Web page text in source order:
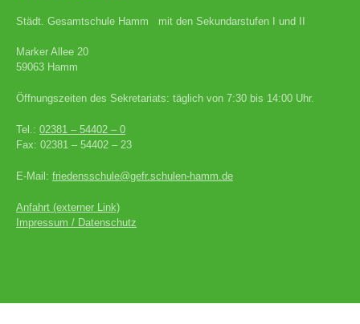
Städt. Gesamtschule Hamm mit den Sekundarstufen I und II
Marker Allee 20
59063 Hamm
Öffnungszeiten des Sekretariats: täglich von 7:30 bis 14:00 Uhr.
Tel.: 02381 – 54402 – 0
Fax: 02381 – 54402 – 23
E-Mail: friedensschule@gefr.schulen-hamm.de
Anfahrt (externer Link)
Impressum / Datenschutz